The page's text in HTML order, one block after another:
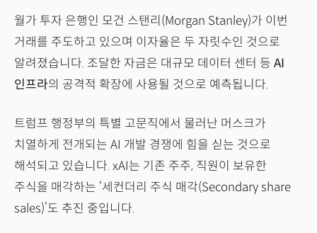
월가 투자 은행인 모건 스탠리(Morgan Stanley)가 이번
거래를 주도하고 있으며 이자율은 두 자릿수인 것으로
알려졌습니다. 조달한 자금은 대규모 데이터 센터 등 AI
인프라의 공격적 확장에 사용될 것으로 예측됩니다.
트럼프 행정부의 특별 고문직에서 물러난 머스크가
치열하게 전개되는 AI 개발 경쟁에 힘을 싣는 것으로
해석되고 있습니다. xAI는 기존 주주, 직원이 보유한
주식을 매각하는 ‘세컨더리 주식 매각(Secondary share
sales)’도 추진 중입니다.